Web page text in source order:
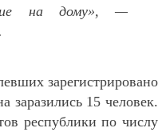
на дому», —
зарегистрировано
заразились 15 человек.
республики по числу